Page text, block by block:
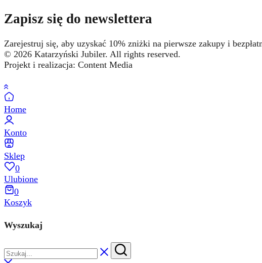
Zapisz się do newslettera
Zarejestruj się, aby uzyskać 10% zniżki na pierwsze zakupy i
© 2026 Katarzyński Jubiler. All rights reserved.
Projekt i realizacja: Content Media
Home
Konto
Sklep
0
Ulubione
0
Koszyk
Wyszukaj